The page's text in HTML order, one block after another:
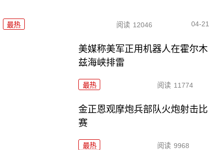
最热 阅读 12046 04-21
美媒称美军正用机器人在霍尔木
兹海峡排雷
最热 阅读 11774
金正恩观摩炮兵部队火炮射击比
赛
最热 阅读 9968